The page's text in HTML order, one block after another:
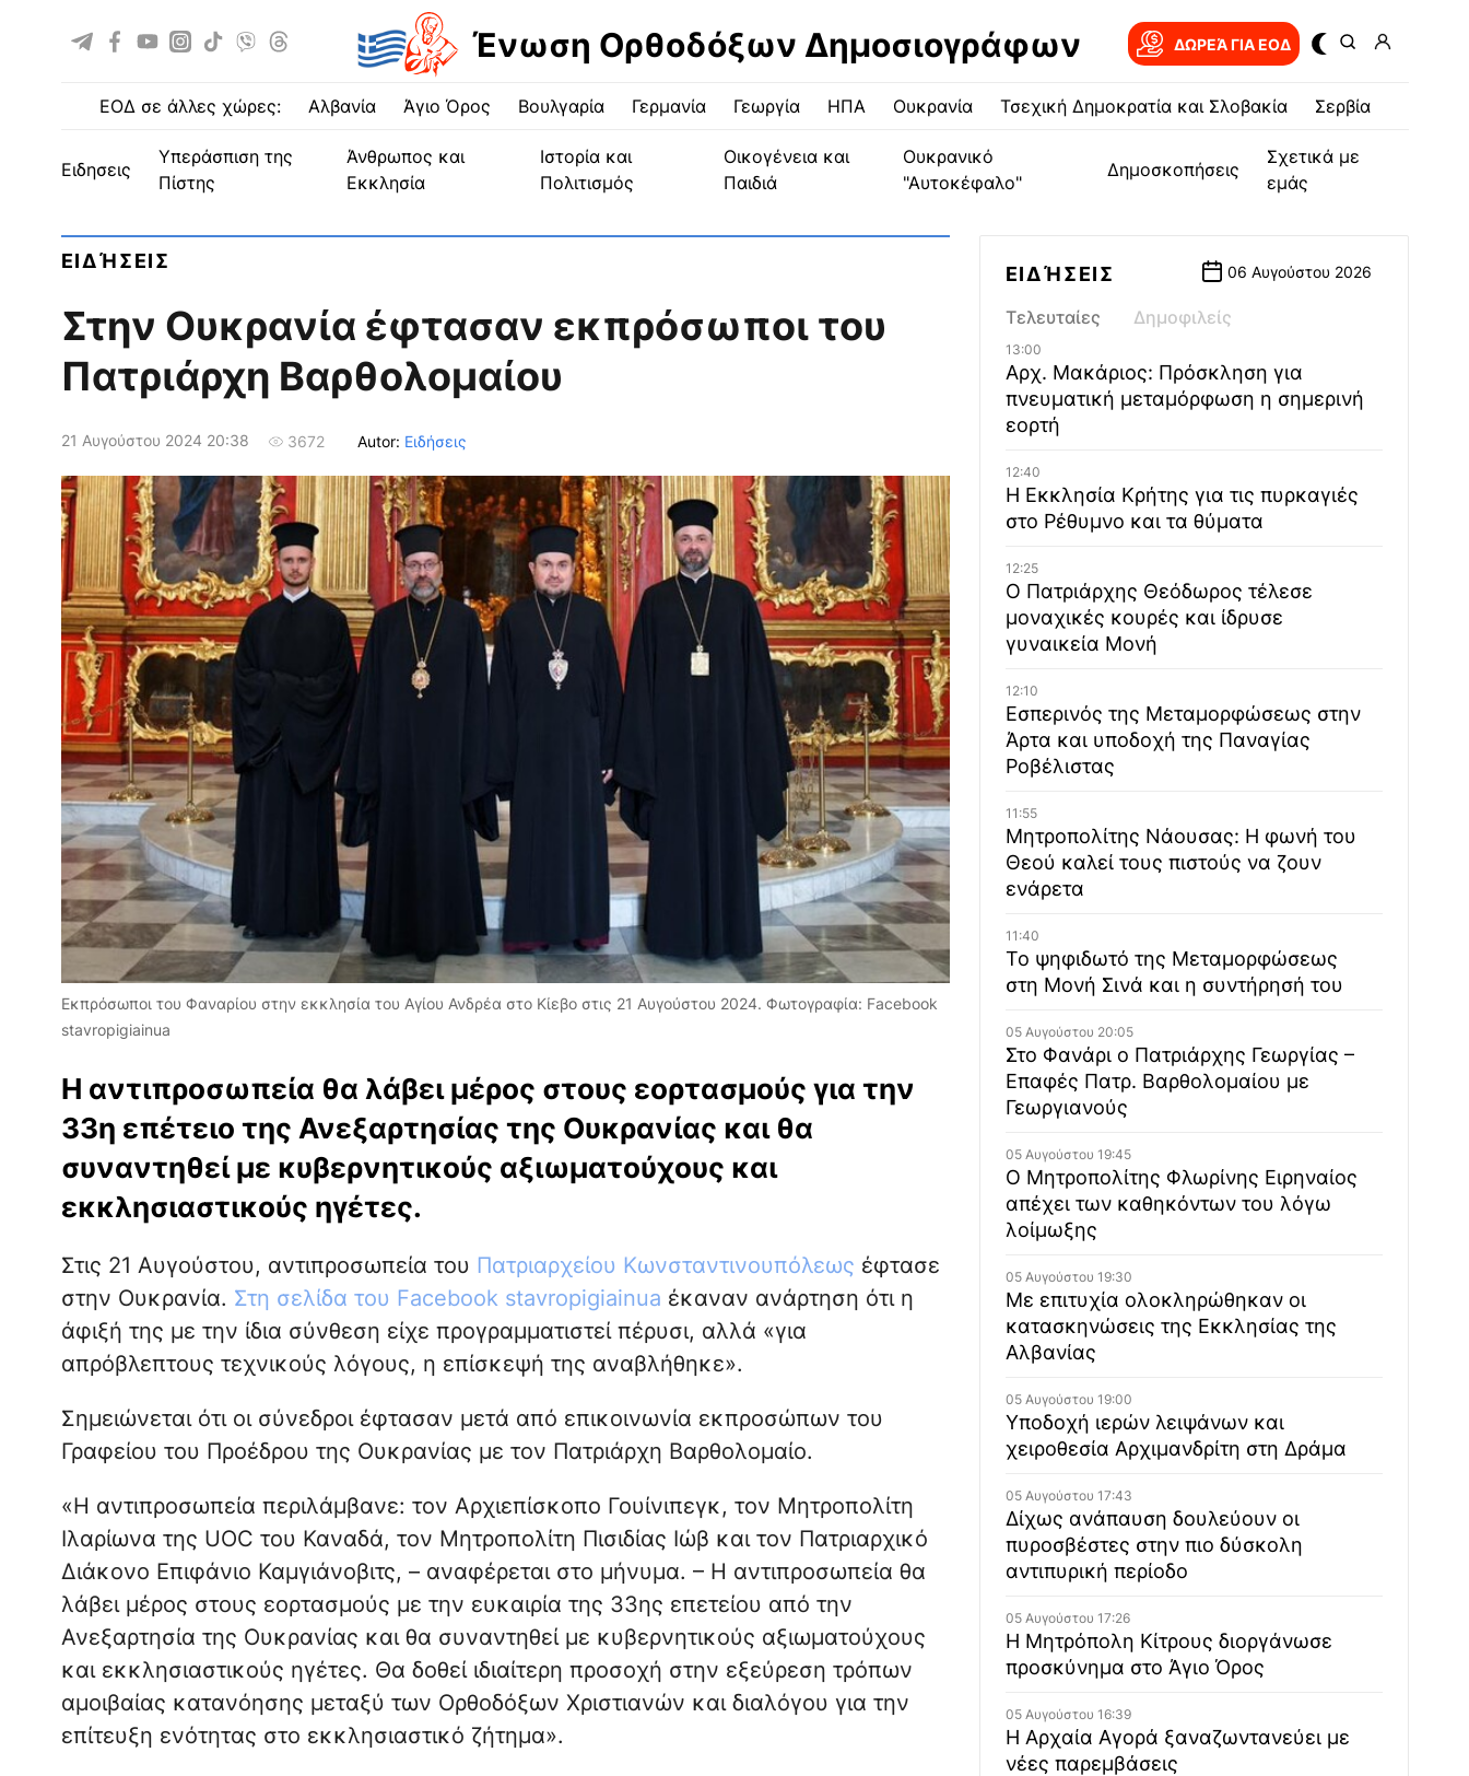
Ένωση Ορθοδόξων Δημοσιογράφων ΔΩΡΕΆ ΓΙΑ EOΔ
ΕΟΔ σε άλλες χώρες: Αλβανία Άγιο Όρος Βουλγαρία Γερμανία Γεωργία ΗΠΑ Ουκρανία Τσεχική Δημοκρατία και Σλοβακία Σερβία
ειδησεις
Υπεράσπιση της
Πίστης
Άνθρωπος και
Εκκλησία
Ιστορία και
Πολιτισμός
Οικογένεια και
Παιδιά
Ουκρανικό
"Αυτοκέφαλο"
Δημοσκοπήσεις
Σχετικά με
εμάς
ΕΙΔΉΣΕΙΣ
Στην Ουκρανία έφτασαν εκπρόσωποι του
Πατριάρχη Βαρθολομαίου
21 Αυγούστου 2024 20:38 3672 Autor: Ειδήσεις
Εκπρόσωποι του Φαναρίου στην εκκλησία του Αγίου Ανδρέα στο Κίεβο στις 21 Αυγούστου 2024. Φωτογραφία: Facebook
stavropigiainua
Η αντιπροσωπεία θα λάβει μέρος στους εορτασμούς για την
33η επέτειο της Ανεξαρτησίας της Ουκρανίας και θα
συναντηθεί με κυβερνητικούς αξιωματούχους και
εκκλησιαστικούς ηγέτες.
Στις 21 Αυγούστου, αντιπροσωπεία του Πατριαρχείου Κωνσταντινουπόλεως έφτασε
στην Ουκρανία. Στη σελίδα του Facebook stavropigiainua έκαναν ανάρτηση ότι η
άφιξή της με την ίδια σύνθεση είχε προγραμματιστεί πέρυσι, αλλά «για
απρόβλεπτους τεχνικούς λόγους, η επίσκεψή της αναβλήθηκε».
Σημειώνεται ότι οι σύνεδροι έφτασαν μετά από επικοινωνία εκπροσώπων του
Γραφείου του Προέδρου της Ουκρανίας με τον Πατριάρχη Βαρθολομαίο.
«Η αντιπροσωπεία περιλάμβανε: τον Αρχιεπίσκοπο Γουίνιπεγκ, τον Μητροπολίτη
Ιλαρίωνα της UOC του Καναδά, τον Μητροπολίτη Πισιδίας Ιώβ και τον Πατριαρχικό
Διάκονο Επιφάνιο Καμγιάνοβιτς, – αναφέρεται στο μήνυμα. – Η αντιπροσωπεία θα
λάβει μέρος στους εορτασμούς με την ευκαιρία της 33ης επετείου από την
Ανεξαρτησία της Ουκρανίας και θα συναντηθεί με κυβερνητικούς αξιωματούχους
και εκκλησιαστικούς ηγέτες. Θα δοθεί ιδιαίτερη προσοχή στην εξεύρεση τρόπων
αμοιβαίας κατανόησης μεταξύ των Ορθοδόξων Χριστιανών και διαλόγου για την
επίτευξη ενότητας στο εκκλησιαστικό ζήτημα».
ΕΙΔΉΣΕΙΣ 06 Αυγούστου 2026
Τελευταίες Δημοφιλείς
13:00
Αρχ. Μακάριος: Πρόσκληση για
πνευματική μεταμόρφωση η σημερινή
εορτή
12:40
Η Εκκλησία Κρήτης για τις πυρκαγιές
στο Ρέθυμνο και τα θύματα
12:25
Ο Πατριάρχης Θεόδωρος τέλεσε
μοναχικές κουρές και ίδρυσε
γυναικεία Μονή
12:10
Εσπερινός της Μεταμορφώσεως στην
Άρτα και υποδοχή της Παναγίας
Ροβέλιστας
11:55
Μητροπολίτης Νάουσας: Η φωνή του
Θεού καλεί τους πιστούς να ζουν
ενάρετα
11:40
Το ψηφιδωτό της Μεταμορφώσεως
στη Μονή Σινά και η συντήρησή του
05 Αυγούστου 20:05
Στο Φανάρι ο Πατριάρχης Γεωργίας –
Επαφές Πατρ. Βαρθολομαίου με
Γεωργιανούς
05 Αυγούστου 19:45
Ο Μητροπολίτης Φλωρίνης Ειρηναίος
απέχει των καθηκόντων του λόγω
λοίμωξης
05 Αυγούστου 19:30
Με επιτυχία ολοκληρώθηκαν οι
κατασκηνώσεις της Εκκλησίας της
Αλβανίας
05 Αυγούστου 19:00
Υποδοχή ιερών λειψάνων και
χειροθεσία Αρχιμανδρίτη στη Δράμα
05 Αυγούστου 17:43
Δίχως ανάπαυση δουλεύουν οι
πυροσβέστες στην πιο δύσκολη
αντιπυρική περίοδο
05 Αυγούστου 17:26
Η Μητρόπολη Κίτρους διοργάνωσε
προσκύνημα στο Άγιο Όρος
05 Αυγούστου 16:39
Η Αρχαία Αγορά ξαναζωντανεύει με
νέες παρεμβάσεις